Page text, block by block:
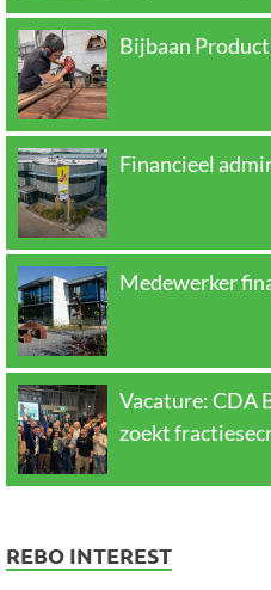
Bijbaan
Financieel
Medewerker
Vacature: CDA
zoekt
REBO INTEREST